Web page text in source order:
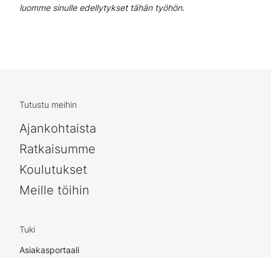
luomme sinulle edellytykset tähän työhön.
Tutustu meihin
Ajankohtaista
Ratkaisumme
Koulutukset
Meille töihin
Tuki
Asiakasportaali